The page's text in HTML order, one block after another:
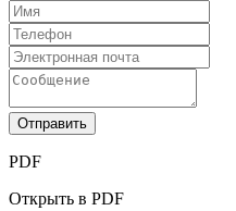
Отправить
PDF
Открыть в PDF